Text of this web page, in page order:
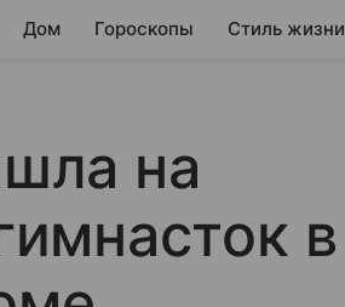
Дом Гороскопы Стиль жизни
на
в